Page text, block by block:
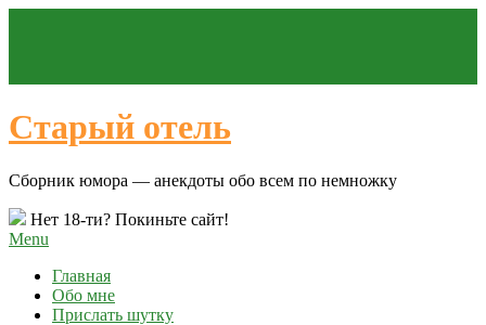
Старый отель
Сборник юмора — анекдоты обо всем по немножку
Нет 18-ти? Покиньте сайт!
Menu
Главная
Обо мне
Прислать шутку